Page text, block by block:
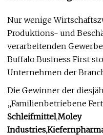
Nur wenige
Produktions- und
verarbeitenden
Buffalo Business First
Unternehmen der
Die Gewinner der
„Familienbetriebene
Schleifmittel,Moley
Industries,